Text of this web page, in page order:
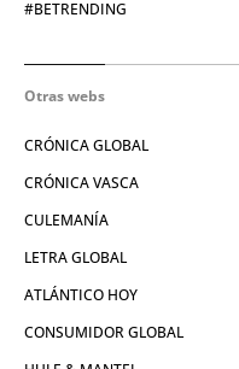
#BETRENDING
Otras webs
CRÓNICA GLOBAL
CRÓNICA VASCA
CULEMANÍA
LETRA GLOBAL
ATLÁNTICO HOY
CONSUMIDOR GLOBAL